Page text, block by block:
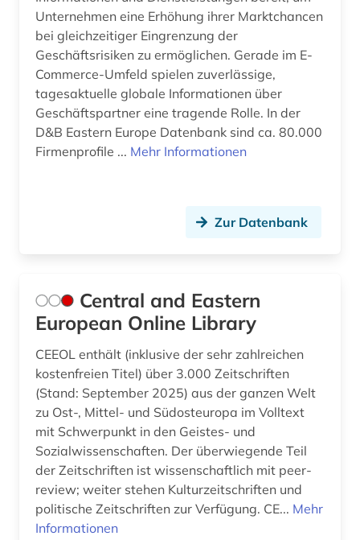
Unternehmen eine Erhöhung ihrer Marktchancen
bei gleichzeitiger Eingrenzung der
Geschäftsrisiken zu ermöglichen. Gerade im E-
Commerce-Umfeld spielen zuverlässige,
tagesaktuelle globale Informationen über
Geschäftspartner eine tragende Rolle. In der
D&B Eastern Europe Datenbank sind ca. 80.000
Firmenprofile ... Mehr Informationen
Zur Datenbank
Central and Eastern
European Online Library
CEEOL enthält (inklusive der sehr zahlreichen
kostenfreien Titel) über 3.000 Zeitschriften
(Stand: September 2025) aus der ganzen Welt
zu Ost-, Mittel- und Südosteuropa im Volltext
mit Schwerpunkt in den Geistes- und
Sozialwissenschaften. Der überwiegende Teil
der Zeitschriften ist wissenschaftlich mit peer-
review; weiter stehen Kulturzeitschriften und
politische Zeitschriften zur Verfügung. CE... Mehr
Informationen